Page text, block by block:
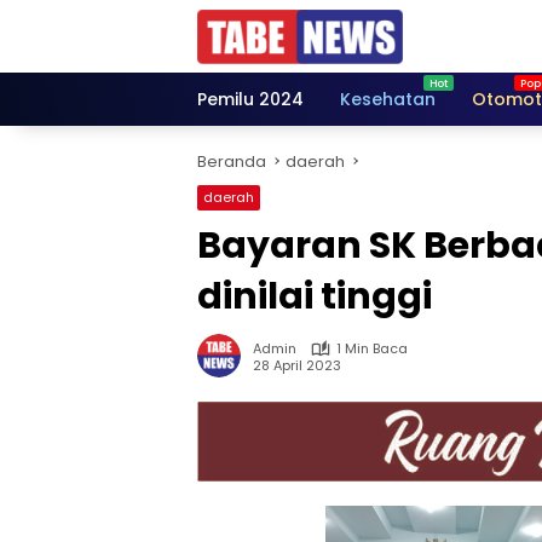
Pemilu 2024
Kesehatan
Beranda daerah
daerah
Bayaran SK
dinilai tinggi
Admin
1 Min Baca
28 April 2023